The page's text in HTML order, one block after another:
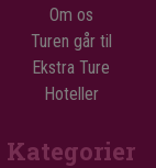
Om os
Turen går til
Ekstra Ture
Hoteller
Kategorier